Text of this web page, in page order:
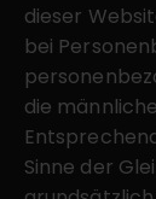
dieser
bei
die
Sinne der